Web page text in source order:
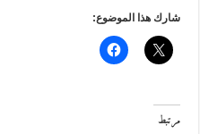
شارك هذا الموضوع:
مرتبط